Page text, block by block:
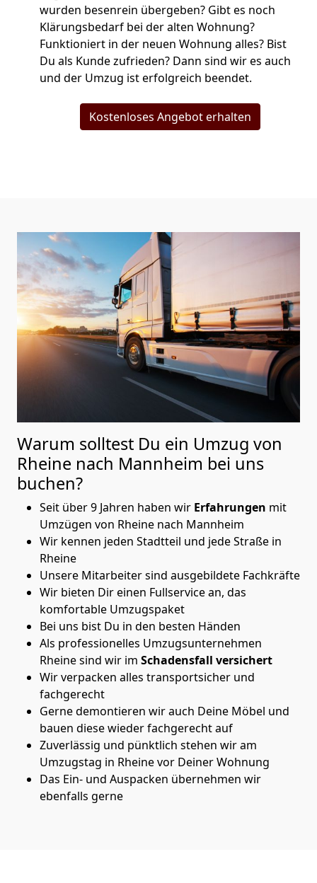
wurden besenrein übergeben? Gibt es noch
Klärungsbedarf bei der alten Wohnung?
Funktioniert in der neuen Wohnung alles? Bist
Du als Kunde zufrieden? Dann sind wir es auch
und der Umzug ist erfolgreich beendet.
Kostenloses Angebot erhalten
Warum solltest Du ein Umzug von
Rheine nach Mannheim bei uns
buchen?
Seit über 9 Jahren haben wir Erfahrungen mit
Umzügen von Rheine nach Mannheim
Wir kennen jeden Stadtteil und jede Straße in
Rheine
Unsere Mitarbeiter sind ausgebildete Fachkräfte
Wir bieten Dir einen Fullservice an, das
komfortable Umzugspaket
Bei uns bist Du in den besten Händen
Als professionelles Umzugsunternehmen
Rheine sind wir im Schadensfall versichert
Wir verpacken alles transportsicher und
fachgerecht
Gerne demontieren wir auch Deine Möbel und
bauen diese wieder fachgerecht auf
Zuverlässig und pünktlich stehen wir am
Umzugstag in Rheine vor Deiner Wohnung
Das Ein- und Auspacken übernehmen wir
ebenfalls gerne